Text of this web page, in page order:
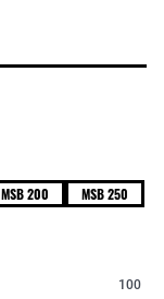
MSB 200
MSB 250
100